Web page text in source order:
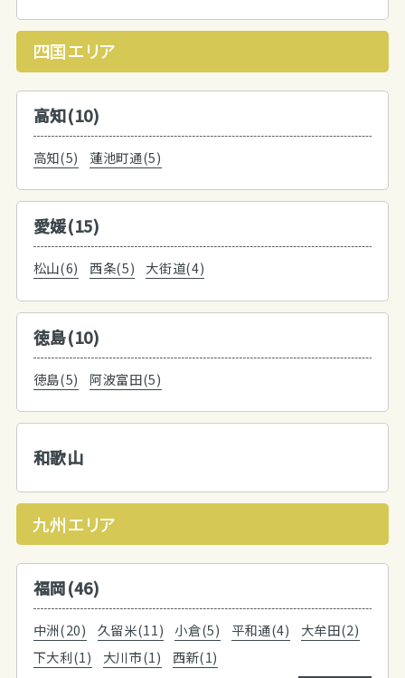
四国エリア
高知(10)
高知(5) 蓮池町通(5)
愛媛(15)
松山(6) 西条(5) 大街道(4)
徳島(10)
徳島(5) 阿波富田(5)
和歌山
九州エリア
福岡(46)
中洲(20) 久留米(11) 小倉(5) 平和通(4)
大牟田(2)
下大利(1)
大川市(1)
西新(1)